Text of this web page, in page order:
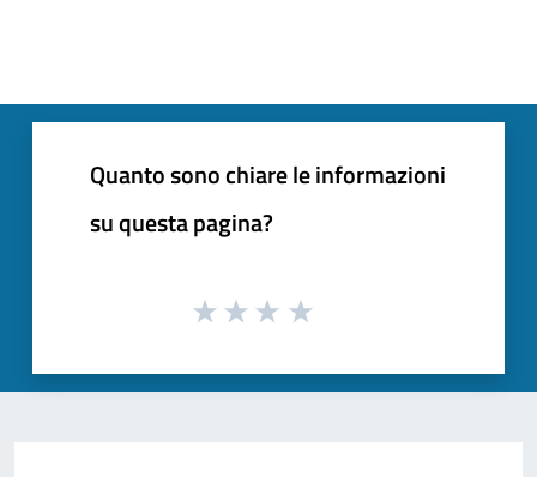
Quanto sono chiare le informazioni
su questa pagina?